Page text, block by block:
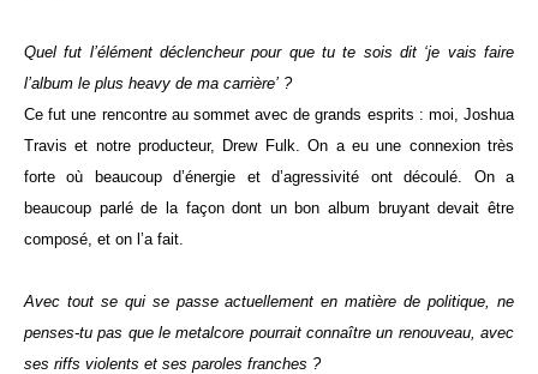
Quel fut l’élément déclencheur pour que tu te sois dit ‘je vais faire
l’album le plus heavy de ma carrière’ ?
Ce fut une rencontre au sommet avec de grands esprits : moi, Joshua
Travis et notre producteur, Drew Fulk. On a eu une connexion très
forte où beaucoup d’énergie et d’agressivité ont découlé. On a
beaucoup parlé de la façon dont un bon album bruyant devait être
composé, et on l’a fait.
Avec tout se qui se passe actuellement en matière de politique, ne
penses-tu pas que le metalcore pourrait connaître un renouveau, avec
ses riffs violents et ses paroles franches ?